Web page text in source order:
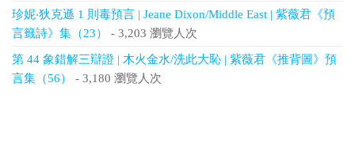
珍妮‧狄克遜 1 則毒預言 | Jeane Dixon/Middle East | 紫薇君《預
言籤詩》集（23）
- 3,203 瀏覽人次
第 44 象錯解三辯證 | 木火金水/洗此大恥 | 紫薇君《推背圖》預
言集（56）
- 3,180 瀏覽人次